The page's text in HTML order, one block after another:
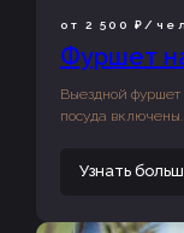
от 2 500 ₽/чел
Фуршет
Выездной фуршет
посуда включены.
Узнать